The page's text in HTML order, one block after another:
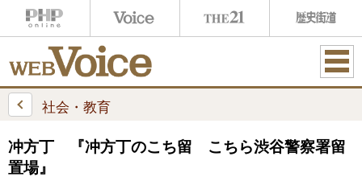
ME
社会・教育
冲方丁 『冲方丁のこち留 こちら渋谷警察署留
置場』